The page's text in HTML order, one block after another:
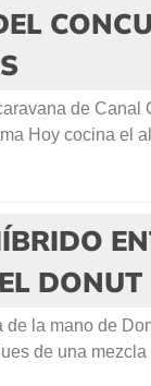
de Canal
Hoy cocina el
DONUT
la mano de
de una